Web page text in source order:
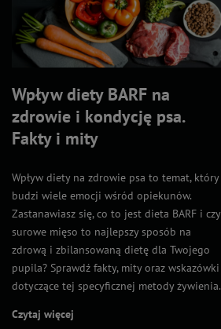
Wpływ diety BARF na
zdrowie i kondycję psa.
Fakty i mity
Wpływ diety na zdrowie psa to temat, który
budzi wiele emocji wśród opiekunów.
Zastanawiasz się, co to jest dieta BARF i czy
surowe mięso to najlepszy sposób na
zdrową i zbilansowaną dietę dla Twojego
pupila? Sprawdź fakty, mity oraz wskazówki
dotyczące tej specyficznej metody żywienia.
Czytaj więcej